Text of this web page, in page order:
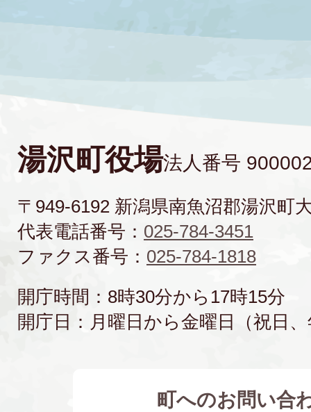
湯沢町役場法人番号
〒949-6192 新潟県南魚沼郡湯沢町
代表電話番号： 025-784-3451
ファクス番号： 025-784-1818
開庁時間：8時30分から17時15分
開庁日：月曜日から金曜日（祝日
町へのお問い合